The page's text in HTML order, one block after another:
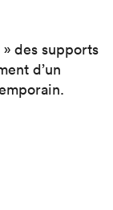
des supports
d’un